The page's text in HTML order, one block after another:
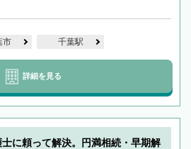
市 千葉駅
詳細を見る
に頼って解決。円満相続・早期解